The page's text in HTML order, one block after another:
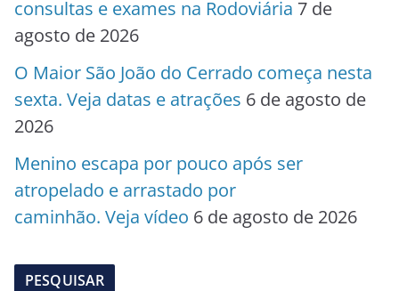
consultas e exames na Rodoviária 7 de
agosto de 2026
O Maior São João do Cerrado começa nesta
sexta. Veja datas e atrações 6 de agosto de
2026
Menino escapa por pouco após ser
atropelado e arrastado por
caminhão. Veja vídeo 6 de agosto de 2026
PESQUISAR